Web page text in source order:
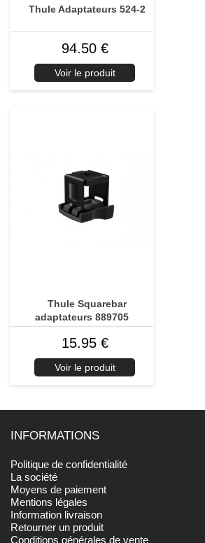
Thule Adaptateurs 524-2
94.50 €
Voir le produit
Thule Squarebar
adaptateurs 889705
15.95 €
Voir le produit
INFORMATIONS
Politique de confidentialité
La société
Moyens de paiement
Mentions légales
Information livraison
Retourner un produit
Conditions générales de vente